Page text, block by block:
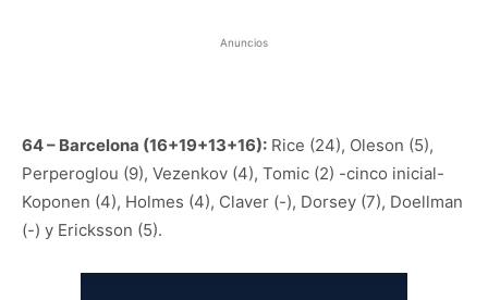
Anuncios
64 – Barcelona (16+19+13+16): Rice (24), Oleson (5),
Perperoglou (9), Vezenkov (4), Tomic (2) -cinco inicial-
Koponen (4), Holmes (4), Claver (-), Dorsey (7), Doellman
(-) y Ericksson (5).